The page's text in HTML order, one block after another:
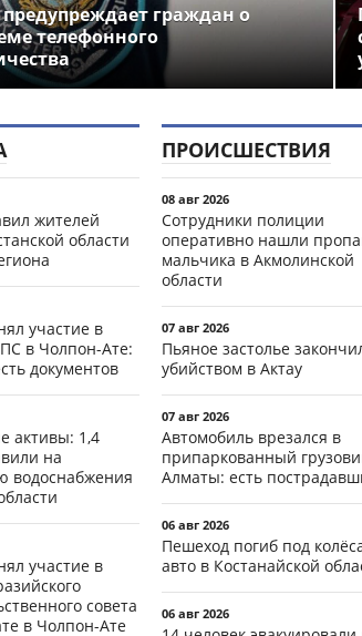
граждан о
телефонного
жителей
области
участие в
в Чолпон-Ате:
документов
активы: 1,4
на
водоснабжения
участие в
совета
в Чолпон-Ате
ПРОИСШЕСТВИЯ
08 авг 2026
Сотрудники полиции
оперативно нашли
мальчика в Акмолинской
области
07 авг 2026
Пьяное застолье
убийством в Актау
07 авг 2026
Автомобиль врезался в
припаркованный
Алматы: есть
06 авг 2026
Пешеход погиб под
авто в Костанайской
06 авг 2026